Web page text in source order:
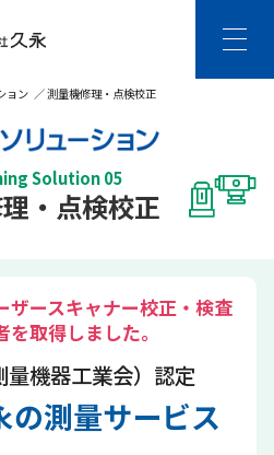
ョン 測量機修理・点検校正
・点検校正
Solution 05
ザースキャナー校正・検査
を取得しました。
機器工業会）認定
の測量サービス
企業情報
DX宣言
ビジネスDXソリューション
ン